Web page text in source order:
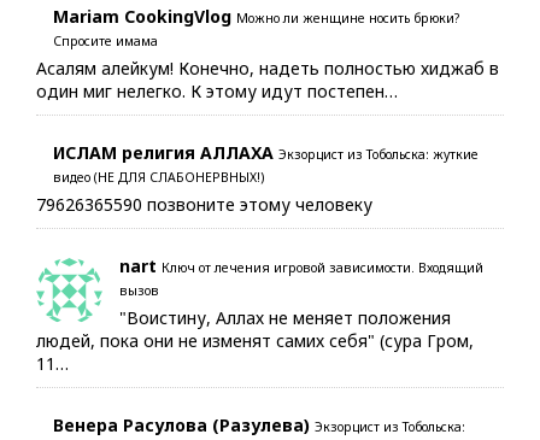
Mariam CookingVlog Можно ли женщине носить брюки?
Спросите имама
Асалям алейкум! Конечно, надеть полностью хиджаб в
один миг нелегко. К этому идут постепен…
ИСЛАМ религия АЛЛАХА Экзорцист из Тобольска: жуткие
видео (НЕ ДЛЯ СЛАБОНЕРВНЫХ!)
79626365590 позвоните этому человеку
nart Ключ от лечения игровой зависимости. Входящий
вызов
"Воистину, Аллах не меняет положения
людей, пока они не изменят самих себя" (сура Гром,
11…
Венера Расулова (Разулева) Экзорцист из Тобольска: